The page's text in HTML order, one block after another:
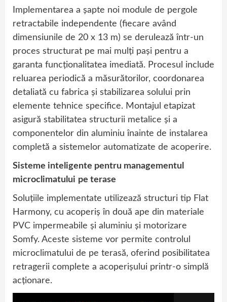
Implementarea a șapte noi module de pergole
retractabile independente (fiecare având
dimensiunile de 20 x 13 m) se derulează într-un
proces structurat pe mai mulți pași pentru a
garanta funcționalitatea imediată. Procesul include
reluarea periodică a măsurătorilor, coordonarea
detaliată cu fabrica și stabilizarea solului prin
elemente tehnice specifice. Montajul etapizat
asigură stabilitatea structurii metalice și a
componentelor din aluminiu înainte de instalarea
completă a sistemelor automatizate de acoperire.
Sisteme inteligente pentru managementul
microclimatului pe terase
Soluțiile implementate utilizează structuri tip Flat
Harmony, cu acoperiș în două ape din materiale
PVC impermeabile și aluminiu și motorizare
Somfy. Aceste sisteme vor permite controlul
microclimatului de pe terasă, oferind posibilitatea
retragerii complete a acoperișului printr-o simplă
acționare.